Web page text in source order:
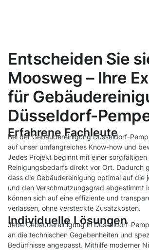
Entscheiden Sie
Moosweg – Ihre
für
Düsseldorf-
Erfahrene Fachleute
Bei der Gebäudereinigung Düsseldorf-
auf unser umfangreiches Know-how und
Jedes Projekt beginnt mit einer sorgfältigen
Reinigungsbedarfs direkt vor Ort. Dadurch
dass die Gebäudereinigung optimal auf die
und den Verschmutzungsgrad abgestimmt
können sich auf eine effiziente und
verlassen, ohne versteckte Zusatzkosten.
Individuelle Lösungen
Jede Gebäudereinigung in Düsseldorf-
an die technischen Gegebenheiten und
Bedürfnisse angepasst. Mithilfe moderner